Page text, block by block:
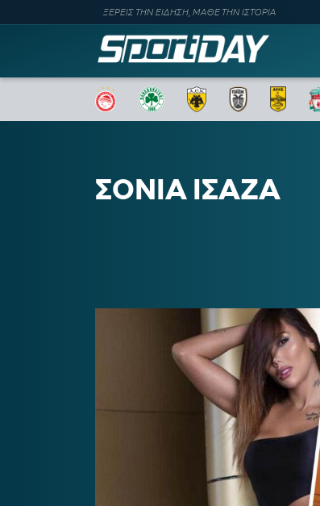
ΞΕΡΕΙΣ ΤΗΝ ΕΙΔΗΣΗ, ΜΑΘΕ ΤΗΝ ΙΣΤΟΡΙΑ
ΣΟΝΙΑ ΙΣΑΖΑ